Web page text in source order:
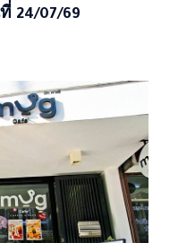
24/07/69